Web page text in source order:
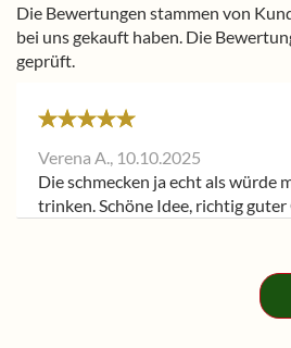
Die Bewertungen stammen von
bei uns gekauft haben. Die
geprüft.
Verena A., 10.10.2025
Die schmecken ja echt als würde
trinken. Schöne Idee, richtig guter